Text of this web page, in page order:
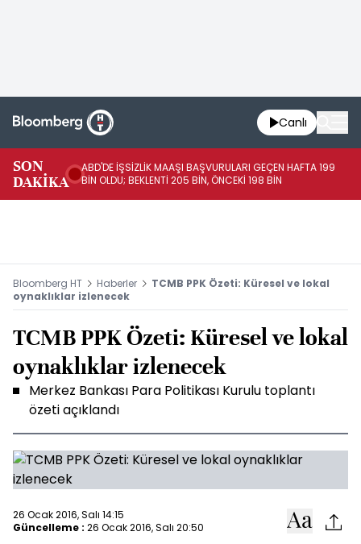
Canlı
SON
DAKİKA
ABD'DE İŞSİZLİK MAAŞI BAŞVURULARI GEÇEN HAFTA 199
BİN OLDU; BEKLENTİ 205 BİN, ÖNCEKİ 198 BİN
Bloomberg HT Haberler
TCMB PPK Özeti: Küresel ve lokal
oynaklıklar izlenecek
TCMB PPK Özeti: Küresel ve lokal
oynaklıklar izlenecek
Merkez Bankası Para Politikası Kurulu toplantı
özeti açıklandı
26 Ocak 2016, Salı 14:15
Güncelleme : 26 Ocak 2016, Salı 20:50